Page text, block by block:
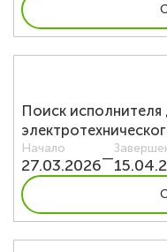
Новости
Тендеры
Контакты
Поиск исполнителя
Начало
27.03.2026—